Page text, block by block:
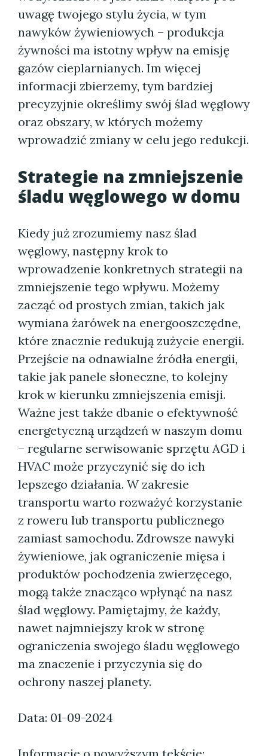
uwagę twojego stylu życia, w tym
nawyków żywieniowych – produkcja
żywności ma istotny wpływ na emisję
gazów cieplarnianych. Im więcej
informacji zbierzemy, tym bardziej
precyzyjnie określimy swój ślad węglowy
oraz obszary, w których możemy
wprowadzić zmiany w celu jego redukcji.
Strategie na zmniejszenie
śladu węglowego w domu
Kiedy już zrozumiemy nasz ślad
węglowy, następny krok to
wprowadzenie konkretnych strategii na
zmniejszenie tego wpływu. Możemy
zacząć od prostych zmian, takich jak
wymiana żarówek na energooszczędne,
które znacznie redukują zużycie energii.
Przejście na odnawialne źródła energii,
takie jak panele słoneczne, to kolejny
krok w kierunku zmniejszenia emisji.
Ważne jest także dbanie o efektywność
energetyczną urządzeń w naszym domu
– regularne serwisowanie sprzętu AGD i
HVAC może przyczynić się do ich
lepszego działania. W zakresie
transportu warto rozważyć korzystanie
z roweru lub transportu publicznego
zamiast samochodu. Zdrowsze nawyki
żywieniowe, jak ograniczenie mięsa i
produktów pochodzenia zwierzęcego,
mogą także znacząco wpłynąć na nasz
ślad węglowy. Pamiętajmy, że każdy,
nawet najmniejszy krok w stronę
ograniczenia swojego śladu węglowego
ma znaczenie i przyczynia się do
ochrony naszej planety.
Data: 01-09-2024